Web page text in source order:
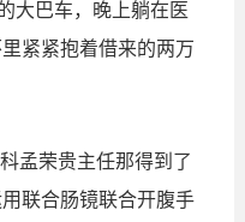
大巴车，晚上躺在医
紧紧抱着借来的两万
孟荣贵主任那得到了
联合肠镜联合开腹手